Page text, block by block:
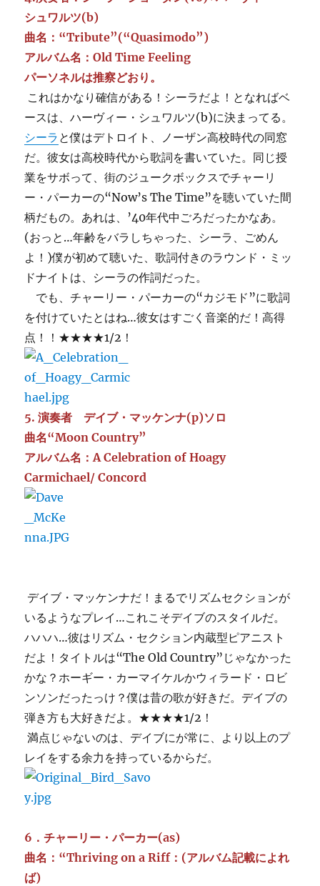
シュワルツ(b)
曲名：“Tribute”(“Quasimodo”)
アルバム名：Old Time Feeling
パーソネルは推察どおり。
これはかなり確信がある！シーラだよ！となればベ
ースは、ハーヴィー・シュワルツ(b)に決まってる。
シーラ と僕はデトロイト、ノーザン高校時代の同窓
だ。彼女は高校時代から歌詞を書いていた。同じ授
業をサボって、街のジュークボックスでチャーリ
ー・パーカーの“Now’s The Time”を聴いていた間
柄だもの。あれは、’40年代中ごろだったかなあ。
(おっと…年齢をバラしちゃった、シーラ、ごめん
よ！)僕が初めて聴いた、歌詞付きのラウンド・ミッ
ドナイトは、シーラの作詞だった。
でも、チャーリー・パーカーの“カジモド”に歌詞
を付けていたとはね…彼女はすごく音楽的だ！高得
点！！★★★★1/2！
5. 演奏者 デイブ・マッケンナ(p)ソロ
曲名“Moon Country”
アルバム名：A Celebration of Hoagy
Carmichael/ Concord
デイブ・マッケンナだ！まるでリズムセクションが
いるようなプレイ…これこそデイブのスタイルだ。
ハハハ…彼はリズム・セクション内蔵型ピアニスト
だよ！タイトルは“The Old Country”じゃなかった
かな？ホーギー・カーマイケルかウィラード・ロビ
ンソンだったっけ？僕は昔の歌が好きだ。デイブの
弾き方も大好きだよ。★★★★1/2！
満点じゃないのは、デイブにが常に、より以上のプ
レイをする余力を持っているからだ。
6．チャーリー・パーカー(as)
曲名：“Thriving on a Riff：(アルバム記載によれ
ば)